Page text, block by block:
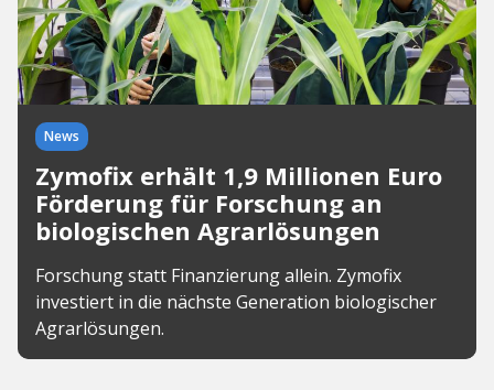
News
Zymofix erhält 1,9 Millionen Euro
Förderung für Forschung an
biologischen Agrarlösungen
Forschung statt Finanzierung allein. Zymofix
investiert in die nächste Generation biologischer
Agrarlösungen.